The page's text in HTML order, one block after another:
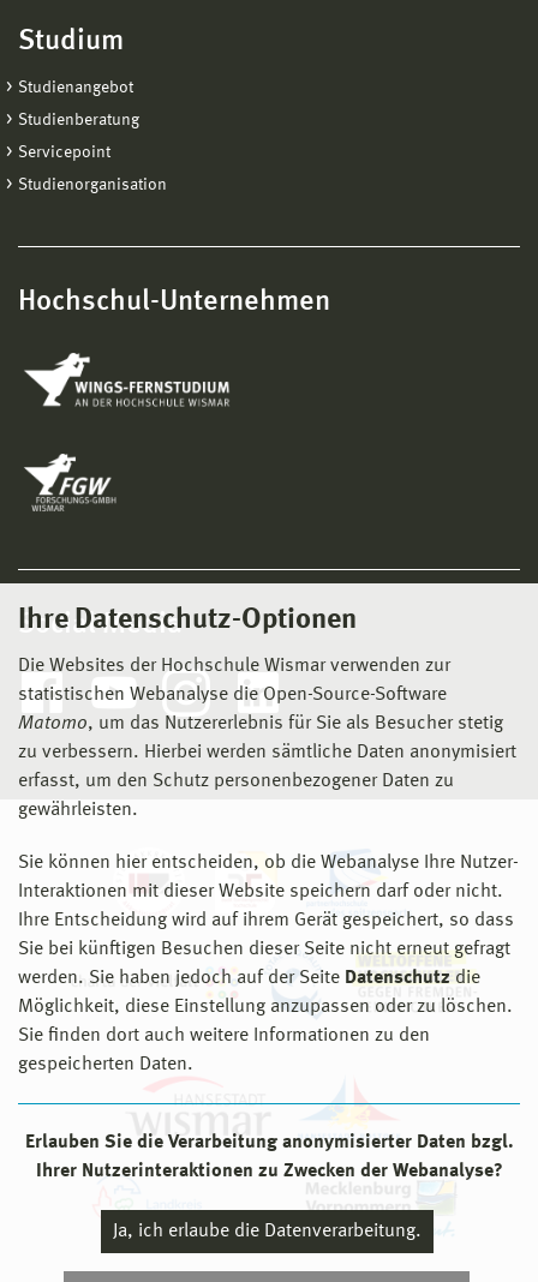
Ihre Datenschutz-Optionen
Die Websites der Hochschule Wismar verwenden zur
statistischen Webanalyse die Open-Source-Software
Matomo, um das Nutzererlebnis für Sie als Besucher stetig
zu verbessern. Hierbei werden sämtliche Daten anonymisiert
erfasst, um den Schutz personenbezogener Daten zu
gewährleisten.
Sie können hier entscheiden, ob die Webanalyse Ihre Nutzer-
Interaktionen mit dieser Website speichern darf oder nicht.
Ihre Entscheidung wird auf ihrem Gerät gespeichert, so dass
Sie bei künftigen Besuchen dieser Seite nicht erneut gefragt
werden. Sie haben jedoch auf der Seite Datenschutz die
Möglichkeit, diese Einstellung anzupassen oder zu löschen.
Sie finden dort auch weitere Informationen zu den
gespeicherten Daten.
Erlauben Sie die Verarbeitung anonymisierter Daten bzgl.
Ihrer Nutzerinteraktionen zu Zwecken der Webanalyse?
Ja, ich erlaube die Datenverarbeitung.
Studium
Studienangebot
Studienberatung
Servicepoint
Studienorganisation
Hochschul-Unternehmen
Social Media